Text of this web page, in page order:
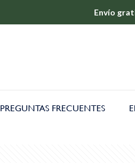
Envío
PREGUNTAS FRECUENTES